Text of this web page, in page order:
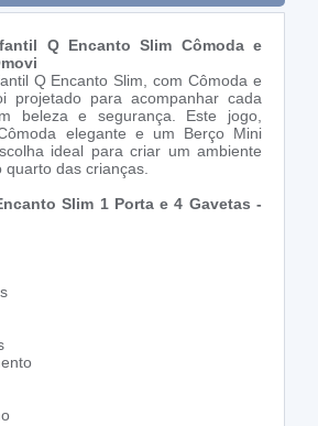
Q Encanto Slim Cômoda e
Q Encanto Slim, com Cômoda e
projetado para acompanhar cada
beleza e segurança. Este jogo,
elegante e um Berço Mini
ideal para criar um ambiente
das crianças.
Slim 1 Porta e 4 Gavetas -